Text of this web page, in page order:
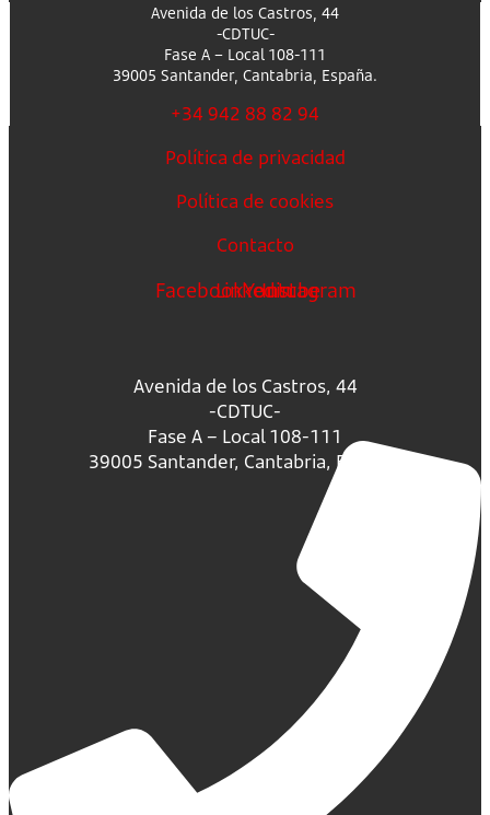
Avenida de los Castros, 44
-CDTUC-
Fase A – Local 108-111
39005 Santander, Cantabria, España.
+34 942 88 82 94
Política de privacidad
Política de cookies
Contacto
FacebookLinkedin
Youtube
Instagram
Avenida de los Castros, 44
-CDTUC-
Fase A – Local 108-111
39005 Santander, Cantabria, España.